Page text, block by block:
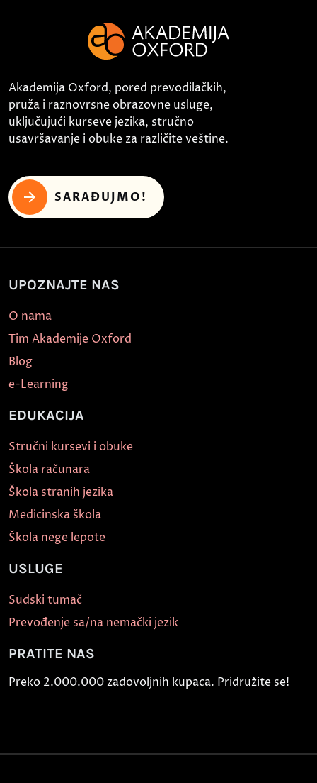
Akademija Oxford, pored prevodilačkih,
pruža i raznovrsne obrazovne usluge,
uključujući kurseve jezika, stručno
usavršavanje i obuke za različite veštine.
SARAĐUJMO!
UPOZNAJTE NAS
O nama
Tim Akademije Oxford
Blog
e-Learning
EDUKACIJA
Stručni kursevi i obuke
Škola računara
Škola stranih jezika
Medicinska škola
Škola nege lepote
USLUGE
Sudski tumač
Prevođenje sa/na nemački jezik
PRATITE NAS
Preko 2.000.000 zadovoljnih kupaca. Pridružite se!